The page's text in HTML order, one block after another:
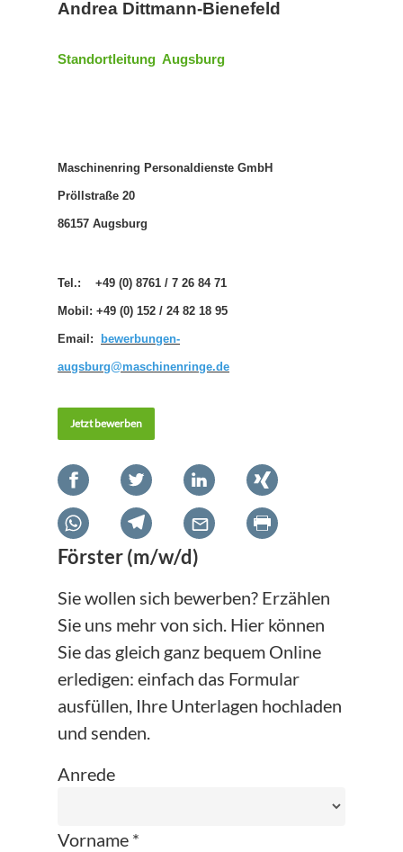
Andrea Dittmann-Bienefeld
Standortleitung Augsburg
Maschinenring Personaldienste GmbH
Pröllstraße 20
86157 Augsburg
Tel.: +49 (0) 8761 / 7 26 84 71
Mobil: +49 (0) 152 / 24 82 18 95
Email: bewerbungen-
augsburg@maschinenringe.de
Jetzt bewerben
Förster (m/w/d)
Sie wollen sich bewerben? Erzählen
Sie uns mehr von sich. Hier können
Sie das gleich ganz bequem Online
erledigen: einfach das Formular
ausfüllen, Ihre Unterlagen hochladen
und senden.
Anrede
Vorname *